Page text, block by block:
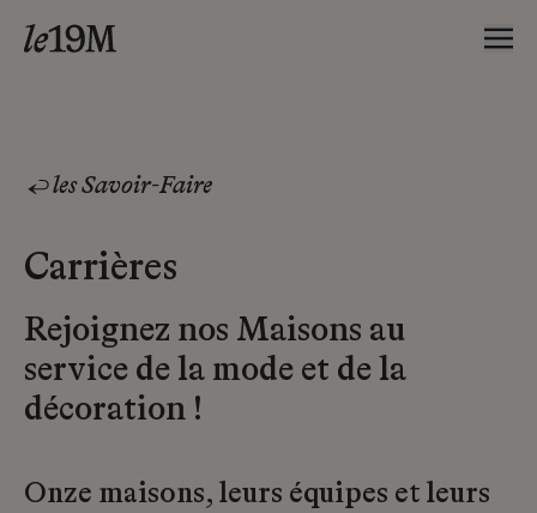
les Savoir-Faire
Carrières
Rejoignez nos Maisons au
service de la mode et de la
décoration !
Onze maisons, leurs équipes et leurs